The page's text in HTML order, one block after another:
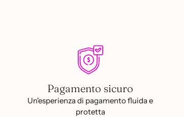
Pagamento sicuro
Un'esperienza di pagamento fluida e
protetta